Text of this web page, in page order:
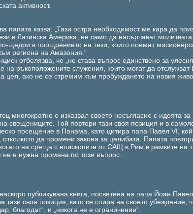
активност.
папата казва: „Тази остра необходимост ме кара да
в Латинска Америка, не само да насърчават
щедри в поощрението на тези, които поемат
региона на Амазония.“
отбелязва, че „не става въпрос единствено за
на ръкоположените служения, които могат да
цел, ако не се стремим към пробуждането на новия
многократно е изказвал своето несъгласие с идеята
свещениците. Той повтори тази своя позиция и в
посещение в Панама, като цитира папа Павел VІ,
отколкото да промени закона за целибата. Папата
на среща с епископите от САЩ в Рим в рамките на
не е нужна промяна по този въпрос.
публикувана книга, посветена на папа Йоан
тази своя позиция, като се спира на своето убеждение,
благодат“, и „никога не е ограничение“.